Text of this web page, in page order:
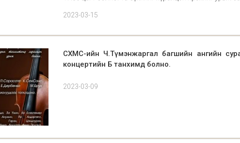
2023-03-15
СХМС-ийн Ч.Түмэнжаргал багшийн ангийн
концертийн Б танхимд болно.
2023-03-09